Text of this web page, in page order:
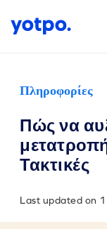
Πληροφορίες
Πώς να
Τακτικές
Last updated on